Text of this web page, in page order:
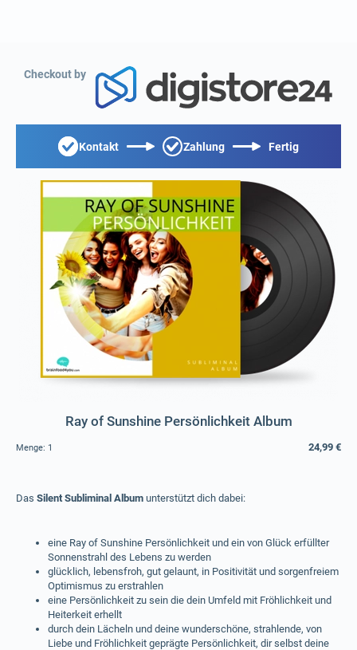
Checkout by
Kontakt Zahlung Fertig
Ray of Sunshine Persönlichkeit Album
Menge: 1 24,99 €
Das Silent Subliminal Album unterstützt dich dabei:
eine Ray of Sunshine Persönlichkeit und ein von Glück erfüllter
Sonnenstrahl des Lebens zu werden
glücklich, lebensfroh, gut gelaunt, in Positivität und sorgenfreiem
Optimismus zu erstrahlen
eine Persönlichkeit zu sein die dein Umfeld mit Fröhlichkeit und
Heiterkeit erhellt
durch dein Lächeln und deine wunderschöne, strahlende, von
Liebe und Fröhlichkeit geprägte Persönlichkeit, dir selbst deine